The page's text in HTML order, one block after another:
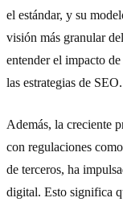
el estándar, y su
visión más granular
entender el impacto
las estrategias de SEO.
Además, la creciente
con regulaciones
de terceros, ha
digital. Esto significa